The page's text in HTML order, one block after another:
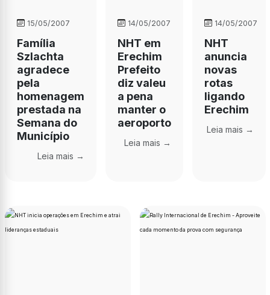
15/05/2007
Família
Szlachta
agradece
pela
homenagem
prestada na
Semana do
Município
Leia mais →
14/05/2007
NHT em
Erechim 
Prefeito
diz valeu
a pena
manter o
aeroporto
Leia mais →
14/05/2007
NHT
anuncia
novas
rotas
ligando
Erechim
Leia mais →